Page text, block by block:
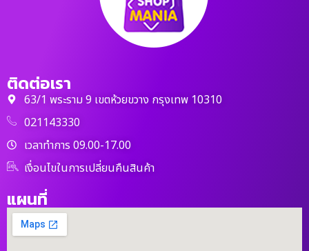
ติดต่อเรา
63/1 พระราม 9 เขตห้วยขวาง กรุงเทพ 10310
021143330
เวลาทำการ 09.00-17.00
เงื่อนไขในการเปลี่ยนคืนสินค้า
แผนที่